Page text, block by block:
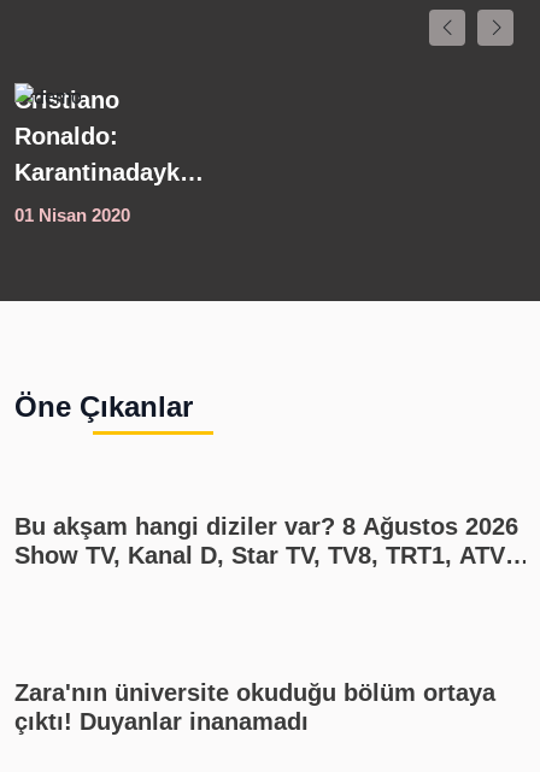
Meteoroloji'den
son dakika
hava durumu
açıklaması!
01 Nisan 2020
Öne Çıkanlar
Bu akşam hangi diziler var? 8 Ağustos 2026
Show TV, Kanal D, Star TV, TV8, TRT1, ATV
Zara'nın üniversite okuduğu bölüm ortaya
çıktı! Duyanlar inanamadı